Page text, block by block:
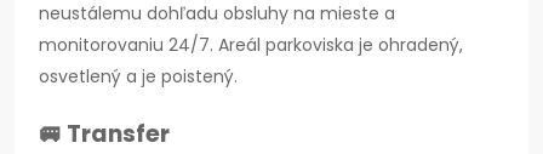
neustálemu dohľadu obsluhy na mieste a
monitorovaniu 24/7. Areál parkoviska je ohradený,
osvetlený a je poistený.
🚐 Transfer